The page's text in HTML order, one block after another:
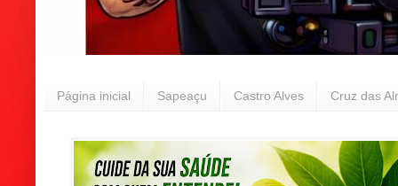
Página inicial Sapeaçu Castro Alves Cruz das